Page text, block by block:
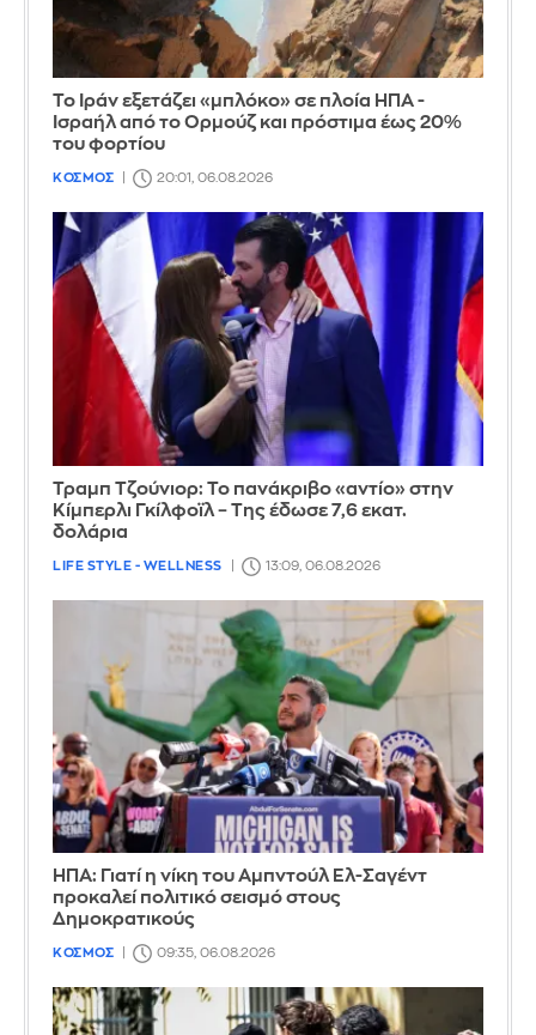
Το Ιράν εξετάζει «μπλόκο» σε πλοία ΗΠΑ -
Ισραήλ από το Ορμούζ και πρόστιμα έως 20%
του φορτίου
ΚΟΣΜΟΣ 20:01, 06.08.2026
Τραμπ Τζούνιορ: Το πανάκριβο «αντίο» στην
Κίμπερλι Γκίλφοϊλ – Της έδωσε 7,6 εκατ.
δολάρια
LIFE STYLE - WELLNESS 13:09, 06.08.2026
ΗΠΑ: Γιατί η νίκη του Αμπντούλ Ελ-Σαγέντ
προκαλεί πολιτικό σεισμό στους
Δημοκρατικούς
ΚΟΣΜΟΣ 09:35, 06.08.2026